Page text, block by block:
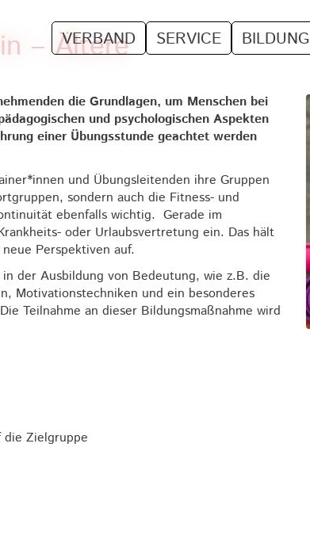
VERBAND SERVICE BILDUNG
– Ältere
die Grundlagen, um Menschen bei
und psychologischen Aspekten
einer Übungsstunde geachtet werden
und Übungsleitenden ihre Gruppen
sondern auch die Fitness- und
ebenfalls wichtig. Gerade im
oder Urlaubsvertretung ein. Das hält
Perspektiven auf.
der Ausbildung von Bedeutung, wie z.B. die
Motivationstechniken und ein besonderes
Teilnahme an dieser Bildungsmaßnahme wird
die Zielgruppe